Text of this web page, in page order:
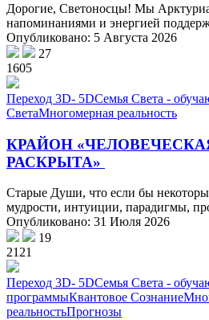
Дорогие, Светоносцы! Мы
напоминаниями и энергией
Опубликовано: 5 Августа 2026
27
1605
Переход 3D- 5DСемья Света -
СветаМногомерная реальность
КРАЙОН
РАСКРЫТА»
Старые Души, что если бы
мудрости, интуиции, парадигмы,
Опубликовано: 31 Июля 2026
19
2121
Переход 3D- 5DСемья Света -
программыКвантовое Сознание
реальностьПрогнозы